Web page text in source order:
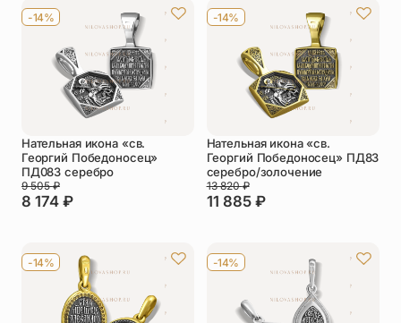
-14%
Нательная икона «св.
Георгий Победоносец»
ПД083 серебро
8 174 ₽
9 505₽
-14%
Нательная икона «св.
Георгий Победоносец» ПД83
серебро/золочение
11 885 ₽
13 820₽
-14% -14%